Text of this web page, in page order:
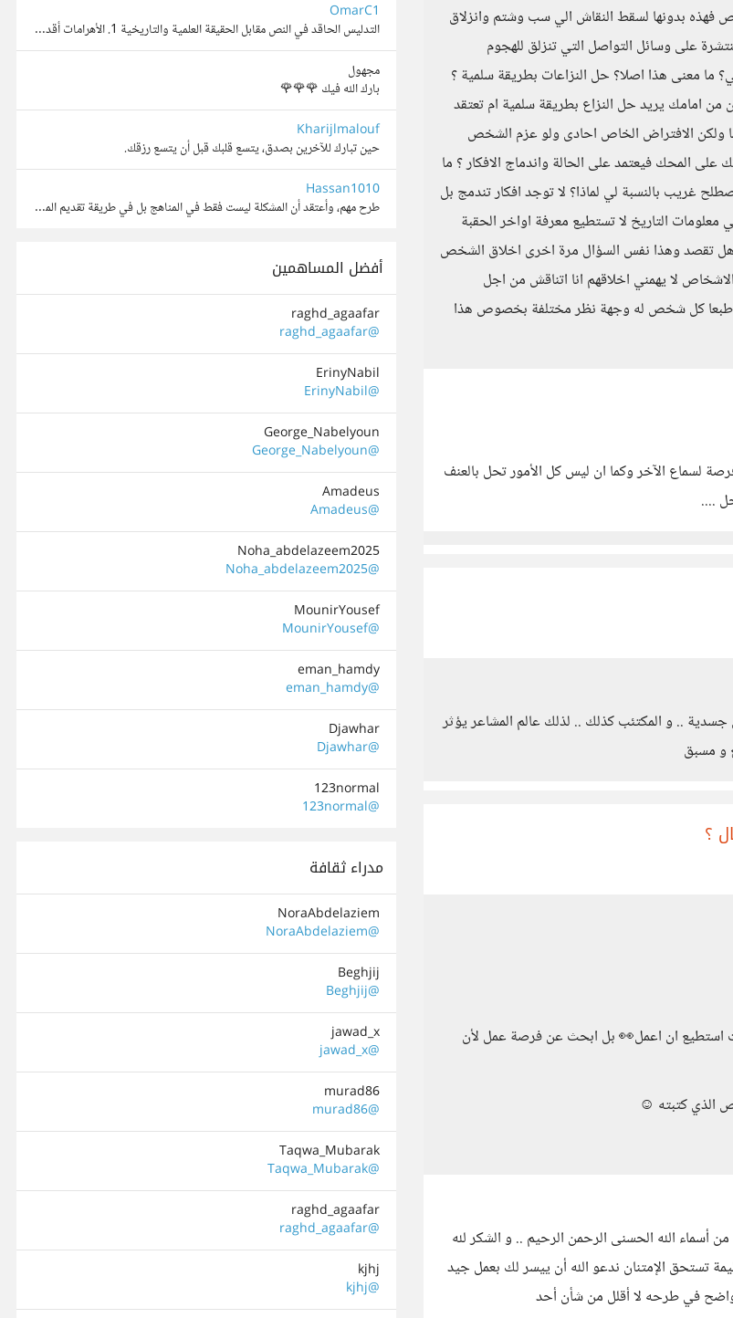
فهذه بدونها لسقط النقاش الي سب وشتم وانزلاق
على وسائل التواصل التي تنزلق للهجوم
ما معنى هذا اصلا؟ حل النزاعات بطريقة سلمية ؟
امامك يريد حل النزاع بطريقة سلمية ام تعتقد
ولكن الافتراض الخاص احادى ولو عزم الشخص
المحك فيعتمد على الحالة واندماج الافكار ؟ ما
غريب بالنسبة لي لماذا؟ لا توجد افكار تندمج بل
التاريخ لا تستطيع معرفة اواخر الحقبة
هل تقصد وهذا نفس السؤال مرة اخرى اخلاق الشخص
لا يهمني اخلاقهم انا اتناقش من اجل
طبعا كل شخص له وجهة نظر مختلفة بخصوص هذا
لسماع الآخر وكما ان ليس كل الأمور تحل بالعنف
....
.. و المكتئب كذلك .. لذلك عالم المشاعر يؤثر
و مسبق
؟
استطيع ان اعمل👀 بل ابحث عن فرصة عمل لأن
الذي كتبته ☺️
أسماء الله الحسنى الرحمن الرحيم .. و الشكر لله
تستحق الإمتنان ندعو الله أن ييسر لك بعمل جيد
في طرحه لا أقلل من شأن أحد
OmarC1
التدليس الحاقد في النص مقابل الحقيقة العلمية والتاريخية 1. الأهرامات أقدم من الفراعنة ولم يبنوها الحقيقة: أدلة الكربون المشع، والنقوش العمالية داخل الهرم، واكتشاف يوميات مرر (برديات وادي الجرف) ال...
مجهول
بارك الله فيك 🌹🌹🌹
Kharijlmalouf
حين تبارك للآخرين بصدق، يتسع قلبك قبل أن يتسع رزقك.
Hassan1010
طرح مهم، وأعتقد أن المشكلة ليست فقط في المناهج بل في طريقة تقديم المعرفة. تحديث المحتوى ضروري، لكن الأهم هو الانتقال من ثقافة الحفظ إلى ثقافة الفهم والتجربة وحل المشكلات. الطالب اليوم لديه وصول لمص...
أفضل المساهمين
raghd_agaafar
@raghd_agaafar
ErinyNabil
@ErinyNabil
George_Nabelyoun
@George_Nabelyoun
Amadeus
@Amadeus
Noha_abdelazeem2025
@Noha_abdelazeem2025
MounirYousef
@MounirYousef
eman_hamdy
@eman_hamdy
Djawhar
@Djawhar
123normal
@123normal
مدراء ثقافة
NoraAbdelaziem
@NoraAbdelaziem
Beghjij
@Beghjij
jawad_x
@jawad_x
murad86
@murad86
Taqwa_Mubarak
@Taqwa_Mubarak
raghd_agaafar
@raghd_agaafar
kjhj
@kjhj